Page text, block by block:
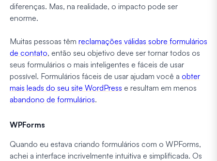
diferenças. Mas, na realidade, o impacto pode ser
enorme.
Muitas pessoas têm reclamações válidas sobre formulários
de contato, então seu objetivo deve ser tornar todos os
seus formulários o mais inteligentes e fáceis de usar
possível. Formulários fáceis de usar ajudam você a obter
mais leads do seu site WordPress e resultam em menos
abandono de formulários.
WPForms
Quando eu estava criando formulários com o WPForms,
achei a interface incrivelmente intuitiva e simplificada. Os